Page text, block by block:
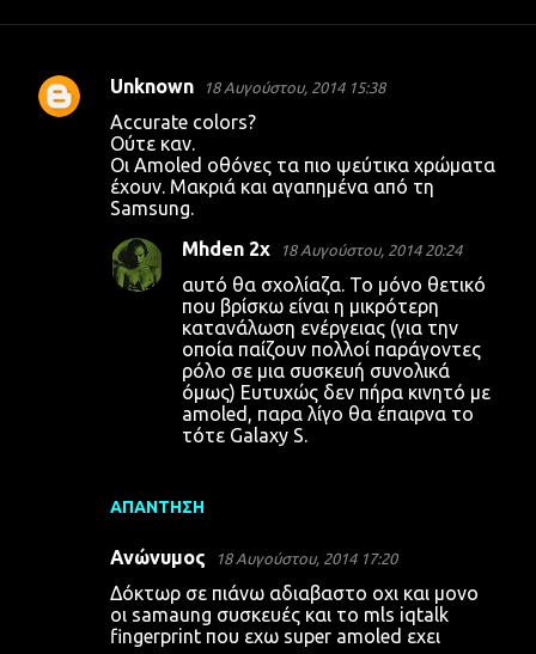
Σ
Unknown 18 Αυγούστου, 2014 15:38
Accurate colors?
Ούτε καν.
Οι Amoled οθόνες τα πιο ψεύτικα χρώματα
έχουν. Μακριά και αγαπημένα από τη
Samsung.
ΑΠΆΝΤΗΣΗ
Mhden 2x 18 Αυγούστου, 2014 20:24
αυτό θα σχολίαζα. Το μόνο θετικό
που βρίσκω είναι η μικρότερη
κατανάλωση ενέργειας (για την
οποία παίζουν πολλοί παράγοντες
ρόλο σε μια συσκευή συνολικά
όμως) Ευτυχώς δεν πήρα κινητό με
amoled, παρα λίγο θα έπαιρνα το
τότε Galaxy S.
Ανώνυμος 18 Αυγούστου, 2014 17:20
Δόκτωρ σε πιάνω αδιαβαστο οχι και μονο
οι samaung συσκευές και το mls iqtalk
fingerprint που εχω super amoled εχει